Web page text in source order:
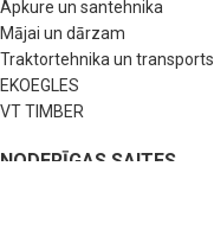
Apkure un santehnika
Mājai un dārzam
Traktortehnika un transports
EKOEGLES
VT TIMBER
NODERĪGAS SAITES